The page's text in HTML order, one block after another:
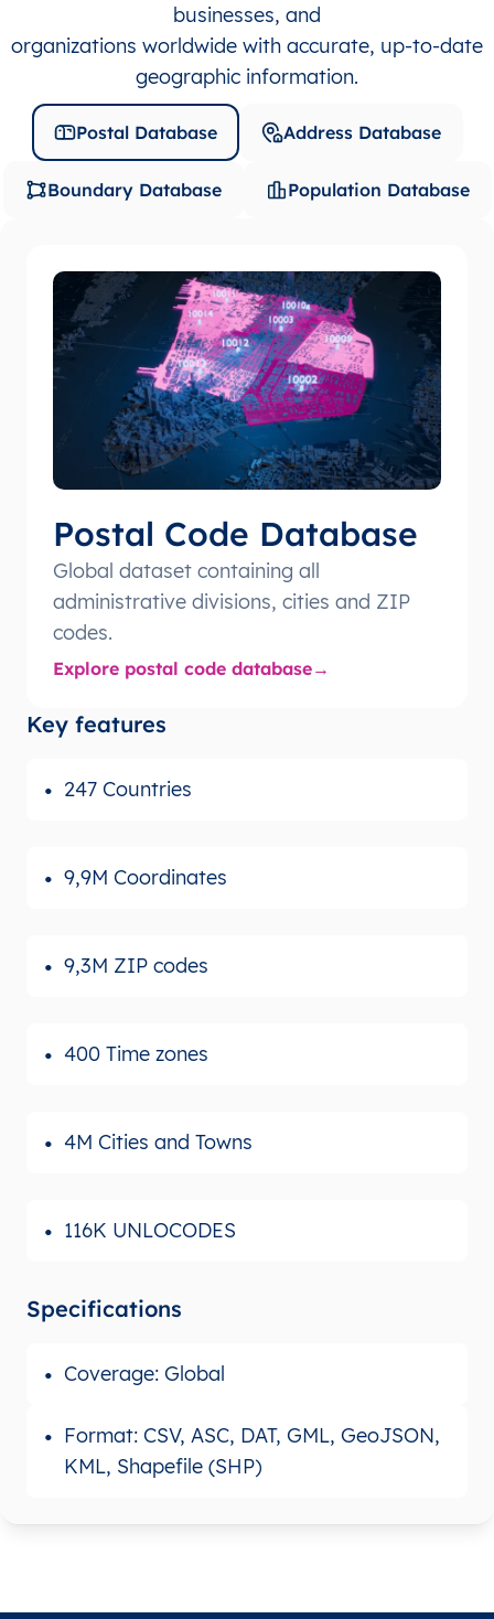
businesses, and
organizations worldwide with accurate, up-to-date
geographic information.
Postal Database Address Database
Boundary Database Population Database
Postal Code Database
Global dataset containing all
administrative divisions, cities and ZIP
codes.
Explore postal code database
Key features
247 Countries
9,9M Coordinates
9,3M ZIP codes
400 Time zones
4M Cities and Towns
116K UNLOCODES
Specifications
Coverage: Global
Format: CSV, ASC, DAT, GML, GeoJSON,
KML, Shapefile (SHP)